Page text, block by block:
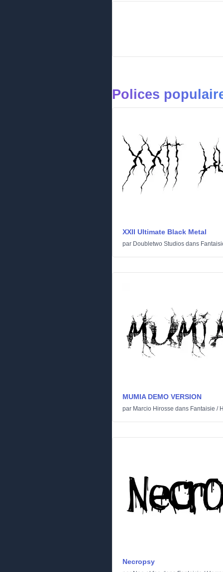
Polices
XXII Ultimate Black Metal
par Doubletwo Studios dans
MUMIA DEMO VERSION
par Marcio Hirosse dans Fantaisie /
Necropsy